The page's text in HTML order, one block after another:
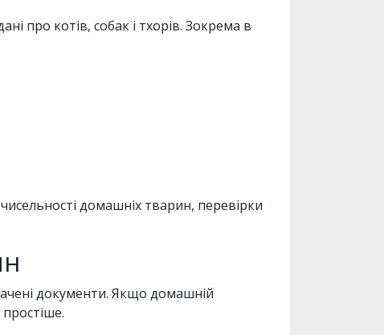
про котів, собак і тхорів. Зокрема в
домашніх тварин, перевірки
документи. Якщо домашній